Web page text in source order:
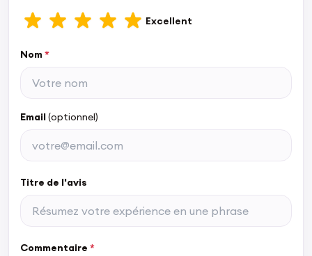
Excellent
Nom*
Email(optionnel)
Titre de l'avis
Commentaire *